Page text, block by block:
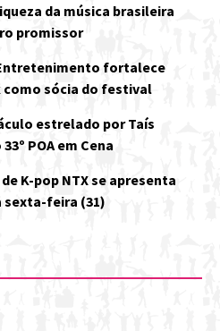
da música brasileira
promissor
fortalece
como sócia do festival
estrelado por Taís
POA em Cena
K-pop NTX se apresenta
sexta-feira (31)